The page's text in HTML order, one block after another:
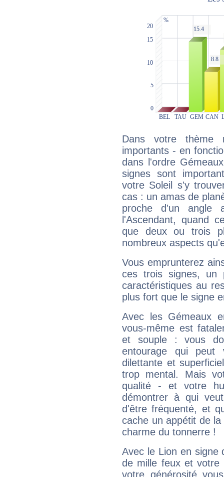
Dans votre thème
importants - en
dans l'ordre
signes sont
votre Soleil s'y
cas : un amas de
proche d'un
l'Ascendant, quand
que deux ou trois
nombreux aspects
Vous emprunterez
ces trois signes, un
caractéristiques au
plus fort que le signe
Avec les Gémeaux
vous-même est
et souple : vous
entourage qui
dilettante et
trop mental. Mais
qualité - et votre
démontrer à qui
d'être fréquenté, et
cache un appétit de
charme du tonnerre !
Avec le Lion en signe
de mille feux et votre
votre générosité